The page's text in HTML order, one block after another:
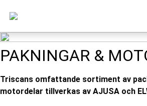
PAKNINGAR &
Triscans omfattande sortiment av
motordelar tillverkas av AJUSA och